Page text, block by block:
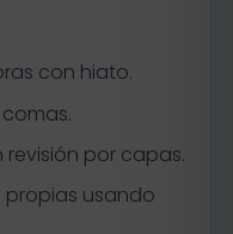
con hiato.
por capas.
usando